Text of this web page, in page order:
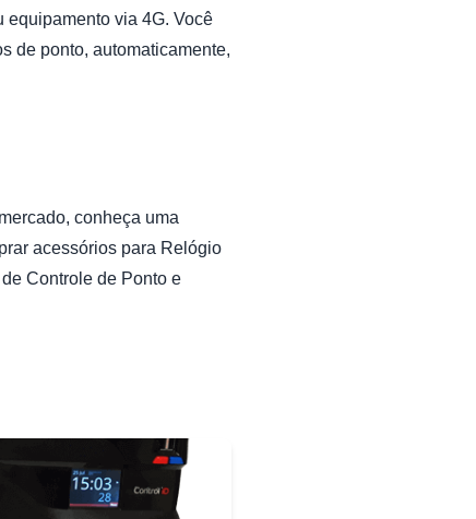
equipamento via 4G. Você
de ponto, automaticamente,
conheça uma
acessórios para Relógio
Controle de Ponto e